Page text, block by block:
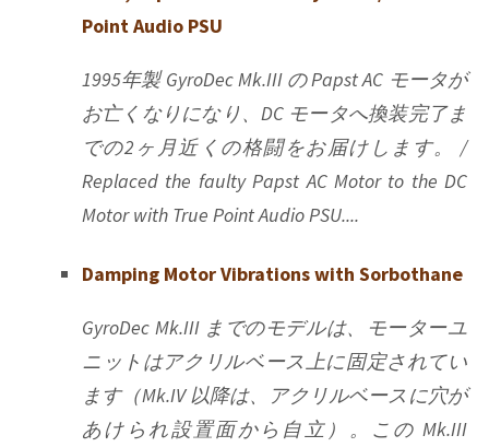
Point Audio PSU
1995年製 GyroDec Mk.III の Papst AC モータが
お亡くなりになり、DC モータへ換装完了ま
での2ヶ月近くの格闘をお届けします。 /
Replaced the faulty Papst AC Motor to the DC
Motor with True Point Audio PSU....
Damping Motor Vibrations with Sorbothane
GyroDec Mk.III までのモデルは、モーターユ
ニットはアクリルベース上に固定されてい
ます（Mk.IV 以降は、アクリルベースに穴が
あけられ設置面から自立）。この Mk.III